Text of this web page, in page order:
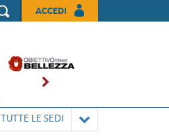
ACCEDI
TUTTE LE SEDI